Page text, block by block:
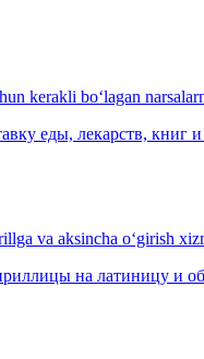
kerakli bo‘lagan
еды, лекарств, книг и
va aksincha o‘girish
на латиницу и